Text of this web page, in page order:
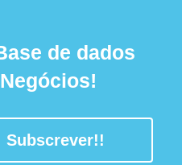
de dados
Subscrever!!